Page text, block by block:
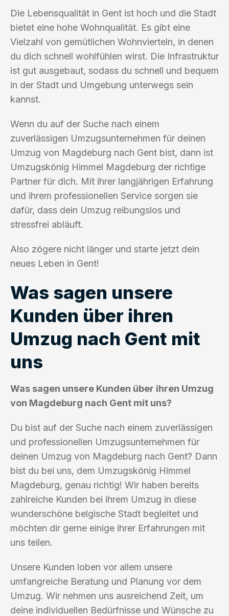
Die Lebensqualität in Gent ist hoch und die Stadt
bietet eine hohe Wohnqualität. Es gibt eine
Vielzahl von gemütlichen Wohnvierteln, in denen
du dich schnell wohlfühlen wirst. Die Infrastruktur
ist gut ausgebaut, sodass du schnell und bequem
in der Stadt und Umgebung unterwegs sein
kannst.
Wenn du auf der Suche nach einem
zuverlässigen Umzugsunternehmen für deinen
Umzug von Magdeburg nach Gent bist, dann ist
Umzugskönig Himmel Magdeburg der richtige
Partner für dich. Mit ihrer langjährigen Erfahrung
und ihrem professionellen Service sorgen sie
dafür, dass dein Umzug reibungslos und
stressfrei abläuft.
Also zögere nicht länger und starte jetzt dein
neues Leben in Gent!
Was sagen unsere
Kunden über ihren
Umzug nach Gent mit
uns
Was sagen unsere Kunden über ihren Umzug
von Magdeburg nach Gent mit uns?
Du bist auf der Suche nach einem zuverlässigen
und professionellen Umzugsunternehmen für
deinen Umzug von Magdeburg nach Gent? Dann
bist du bei uns, dem Umzugskönig Himmel
Magdeburg, genau richtig! Wir haben bereits
zahlreiche Kunden bei ihrem Umzug in diese
wunderschöne belgische Stadt begleitet und
möchten dir gerne einige ihrer Erfahrungen mit
uns teilen.
Unsere Kunden loben vor allem unsere
umfangreiche Beratung und Planung vor dem
Umzug. Wir nehmen uns ausreichend Zeit, um
deine individuellen Bedürfnisse und Wünsche zu